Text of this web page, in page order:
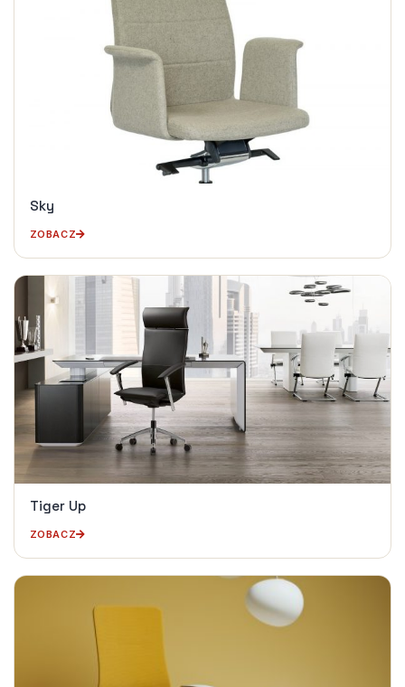
Sky
ZOBACZ
Tiger Up
ZOBACZ